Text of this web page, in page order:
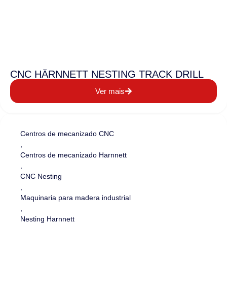
CNC HÄRNNETT NESTING TRACK DRILL
Ver mais
Centros de mecanizado CNC
Centros de mecanizado Harnnett
CNC Nesting
Maquinaria para madera industrial
Nesting Harnnett